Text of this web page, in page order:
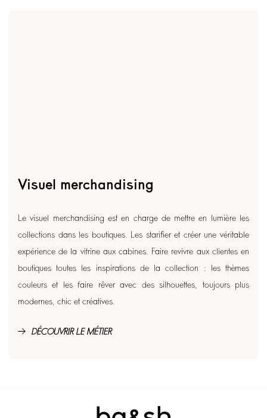
Visuel merchandising
Le visuel merchandising est en charge de mettre en lumière les
collections dans les boutiques. Les starifier et créer une véritable
expérience de la vitrine aux cabines. Faire revivre aux clientes en
boutiques toutes les inspirations de la collection : les thèmes
couleurs et les faire rêver avec des silhouettes, toujours plus
modernes, chic et créatives.
DÉCOUVRIR LE MÉTIER